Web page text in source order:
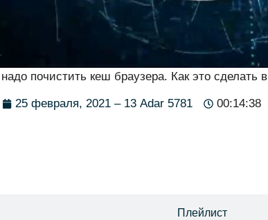
почистить кеш браузера. Как это сделать в
25 февраля, 2021 – 13 Adar 5781 00:14:38
Плейлист